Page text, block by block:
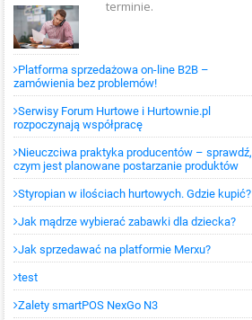
terminie.
Platforma sprzedażowa on-line B2B –
zamówienia bez problemów!
Serwisy Forum Hurtowe i Hurtownie.pl
rozpoczynają współpracę
Nieuczciwa praktyka producentów – sprawdź,
czym jest planowane postarzanie produktów
Styropian w ilościach hurtowych. Gdzie kupić?
Jak mądrze wybierać zabawki dla dziecka?
Jak sprzedawać na platformie Merxu?
test
Zalety smartPOS NexGo N3